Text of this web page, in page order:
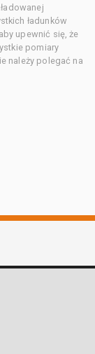
ładunków
upewnić się, że
pomiary
należy polegać na